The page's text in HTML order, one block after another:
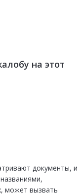
на этот
документы, и
может вызвать